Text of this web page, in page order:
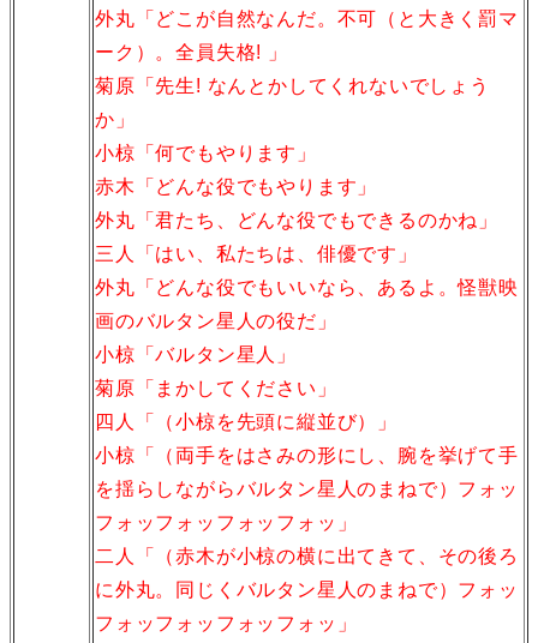
外丸「どこが自然なんだ。不可（と大きく罰マ
ーク）。全員失格! 」
菊原「先生! なんとかしてくれないでしょう
か」
小椋「何でもやります」
赤木「どんな役でもやります」
外丸「君たち、どんな役でもできるのかね」
三人「はい、私たちは、俳優です」
外丸「どんな役でもいいなら、あるよ。怪獣映
画のバルタン星人の役だ」
小椋「バルタン星人」
菊原「まかしてください」
四人「（小椋を先頭に縦並び）」
小椋「（両手をはさみの形にし、腕を挙げて手
を揺らしながらバルタン星人のまねで）フォッ
フォッフォッフォッフォッ」
二人「（赤木が小椋の横に出てきて、その後ろ
に外丸。同じくバルタン星人のまねで）フォッ
フォッフォッフォッフォッ」